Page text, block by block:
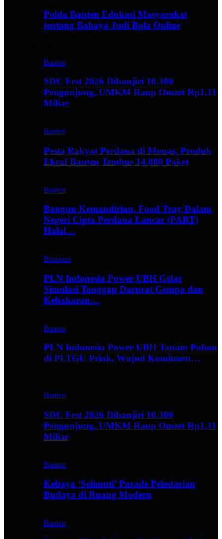
Polda Banten Edukasi Masyarakat
tentang Bahaya Judi Bola Online
Banten
SDC Fest 2026 Dibanjiri 10.300
Pengunjung, UMKM Raup Omzet Rp1,11
Miliar
Banten
Pesta Rakyat Perdana di Monas, Produk
Ekraf Banten Tembus 14.000 Paket
Banten
Bangun Kemandirian, Food Tray Dalam
Negeri Cipta Perdana Lancar (PART)
Halal…
Business
PLN Indonesia Power UBH Gelar
Simulasi Tanggap Darurat Gempa dan
Kebakaran…
Banten
PLN Indonesia Power UBH Tanam Pohon
di PLTGU Priok, Wujud Komitmen…
Banten
SDC Fest 2026 Dibanjiri 10.300
Pengunjung, UMKM Raup Omzet Rp1,11
Miliar
Banten
Kebaya ‘Selimuti’ Parade Pelestarian
Budaya di Ruang Modern
Banten